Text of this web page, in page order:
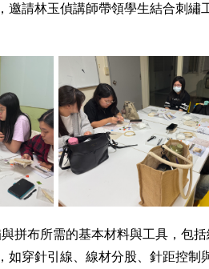
邀請林玉偵講師帶領學生結合刺
拼布所需的基本材料與工具，包
如穿針引線、線材分股、針距控